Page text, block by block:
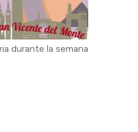
durante la semana